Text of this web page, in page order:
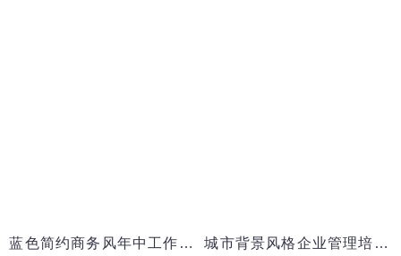
蓝色简约商务风年中工作总结 城市背景风格企业管理培训PPT模板